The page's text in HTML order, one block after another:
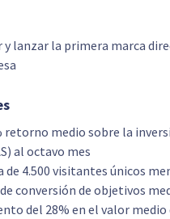
y lanzar la primera marca
retorno medio sobre la
al octavo mes
de 4.500 visitantes únicos
conversión de objetivos
del 28% en el valor medio